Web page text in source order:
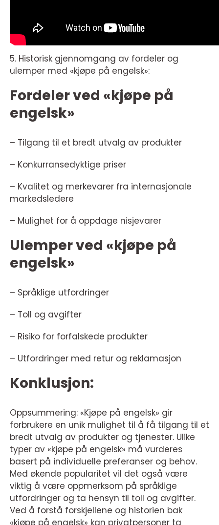
5. Historisk gjennomgang av fordeler og
ulemper med «kjøpe på engelsk»:
Fordeler ved «kjøpe på
engelsk»
– Tilgang til et bredt utvalg av produkter
– Konkurransedyktige priser
– Kvalitet og merkevarer fra internasjonale
markedsledere
– Mulighet for å oppdage nisjevarer
Ulemper ved «kjøpe på
engelsk»
– Språklige utfordringer
– Toll og avgifter
– Risiko for forfalskede produkter
– Utfordringer med retur og reklamasjon
Konklusjon:
Oppsummering: «Kjøpe på engelsk» gir
forbrukere en unik mulighet til å få tilgang til et
bredt utvalg av produkter og tjenester. Ulike
typer av «kjøpe på engelsk» må vurderes
basert på individuelle preferanser og behov.
Med økende popularitet vil det også være
viktig å være oppmerksom på språklige
utfordringer og ta hensyn til toll og avgifter.
Ved å forstå forskjellene og historien bak
«kjøpe på engelsk» kan privatpersoner ta